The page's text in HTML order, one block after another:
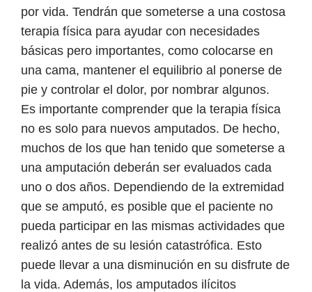
por vida. Tendrán que someterse a una costosa
terapia física para ayudar con necesidades
básicas pero importantes, como colocarse en
una cama, mantener el equilibrio al ponerse de
pie y controlar el dolor, por nombrar algunos.
Es importante comprender que la terapia física
no es solo para nuevos amputados. De hecho,
muchos de los que han tenido que someterse a
una amputación deberán ser evaluados cada
uno o dos años. Dependiendo de la extremidad
que se amputó, es posible que el paciente no
pueda participar en las mismas actividades que
realizó antes de su lesión catastrófica. Esto
puede llevar a una disminución en su disfrute de
la vida. Además, los amputados ilícitos